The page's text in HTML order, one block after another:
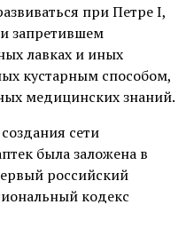
при Петре I,
запретившем
лавках и иных
кустарным способом,
медицинских знаний.
сети
была заложена в
российский
кодекс